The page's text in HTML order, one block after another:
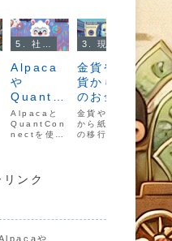
Alpaca
や
QuantC
onnect
の活用方
法とは？
Alpacaと
QuantCon
nectを使っ
者にもわか
りやすい設
を徹底解
金貨や銀
貨から紙
のお金に
なって国
民の反発
はなかっ
金貨や銀貨
から紙幣へ
の移行に対
府が行った
株
を
カ
とは
株式
利益
方法
説！
タル
とイ
ゲイ
組み
ク、
功の
詳し
しま
ンク
や